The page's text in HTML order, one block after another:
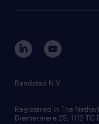
corporate
randstad
country websites
Randstad N.V.
Registered in The
Diemermere 25, 1112 TC